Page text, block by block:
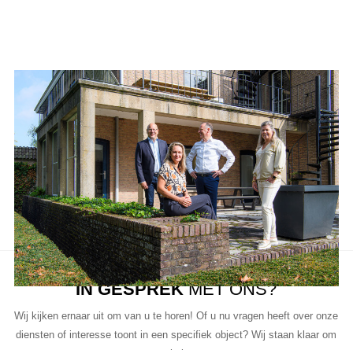
Aanbod van LUC
Neem de tijd om onze lijst met beschikbare object te bekijken en
aarzel niet om contact met ons op te nemen als u vragen heeft, meer
informatie wilt of een bezichtiging wil plannen.
Ons team van vastgoedprofessionals staat klaar om u te helpen bij
elke stap van het proces.
IN GESPREKMET ONS?
Wij kijken ernaar uit om van u te horen! Of u nu vragen heeft over onze
diensten of interesse toont in een specifiek object? Wij staan klaar om